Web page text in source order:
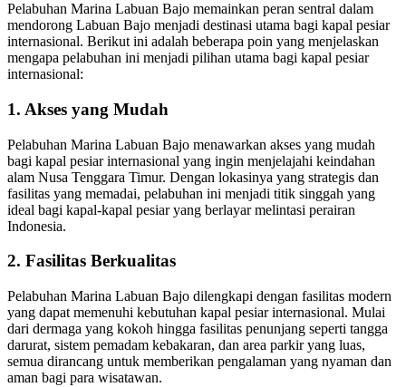
Pelabuhan Marina Labuan Bajo memainkan peran sentral dalam
mendorong Labuan Bajo menjadi destinasi utama bagi kapal pesiar
internasional. Berikut ini adalah beberapa poin yang menjelaskan
mengapa pelabuhan ini menjadi pilihan utama bagi kapal pesiar
internasional:
1. Akses yang Mudah
Pelabuhan Marina Labuan Bajo menawarkan akses yang mudah
bagi kapal pesiar internasional yang ingin menjelajahi keindahan
alam Nusa Tenggara Timur. Dengan lokasinya yang strategis dan
fasilitas yang memadai, pelabuhan ini menjadi titik singgah yang
ideal bagi kapal-kapal pesiar yang berlayar melintasi perairan
Indonesia.
2. Fasilitas Berkualitas
Pelabuhan Marina Labuan Bajo dilengkapi dengan fasilitas modern
yang dapat memenuhi kebutuhan kapal pesiar internasional. Mulai
dari dermaga yang kokoh hingga fasilitas penunjang seperti tangga
darurat, sistem pemadam kebakaran, dan area parkir yang luas,
semua dirancang untuk memberikan pengalaman yang nyaman dan
aman bagi para wisatawan.